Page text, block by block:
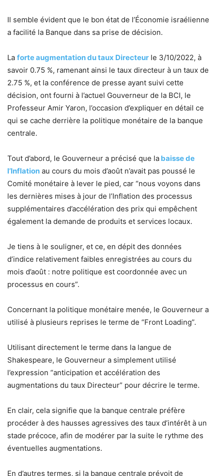
Il semble évident que le bon état de l’Économie israélienne
a facilité la Banque dans sa prise de décision.
La forte augmentation du taux Directeur le 3/10/2022, à
savoir 0.75 %, ramenant ainsi le taux directeur à un taux de
2.75 %, et la conférence de presse ayant suivi cette
décision, ont fourni à l’actuel Gouverneur de la BCI, le
Professeur Amir Yaron, l’occasion d’expliquer en détail ce
qui se cache derrière la politique monétaire de la banque
centrale.
Tout d’abord, le Gouverneur a précisé que la baisse de
l’Inflation au cours du mois d’août n’avait pas poussé le
Comité monétaire à lever le pied, car “nous voyons dans
les dernières mises à jour de l’Inflation des processus
supplémentaires d’accélération des prix qui empêchent
également la demande de produits et services locaux.
Je tiens à le souligner, et ce, en dépit des données
d’indice relativement faibles enregistrées au cours du
mois d’août : notre politique est coordonnée avec un
processus en cours”.
Concernant la politique monétaire menée, le Gouverneur a
utilisé à plusieurs reprises le terme de “Front Loading”.
Utilisant directement le terme dans la langue de
Shakespeare, le Gouverneur a simplement utilisé
l’expression “anticipation et accélération des
augmentations du taux Directeur” pour décrire le terme.
En clair, cela signifie que la banque centrale préfère
procéder à des hausses agressives des taux d’intérêt à un
stade précoce, afin de modérer par la suite le rythme des
éventuelles augmentations.
En d’autres termes, si la banque centrale prévoit de